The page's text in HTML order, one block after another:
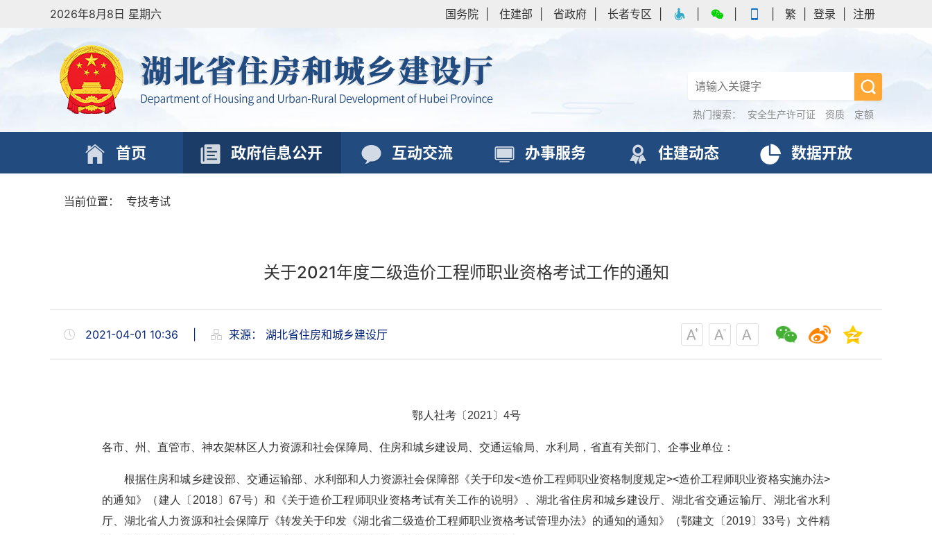
2026年8月8日 星期六 国务院 住建部 省政府 长者专区 繁 登录 注册
热门搜索： 安全生产许可证 资质 定额
首页 政府信息公开 互动交流 办事服务 住建动态 数据开放
当前位置： 专技考试
关于2021年度二级造价工程师职业资格考试工作的通知
2021-04-01 10:36 来源： 湖北省住房和城乡建设厅
鄂人社考〔 2021 〕4号
各市、州、直管市、神农架林区人力资源和社会保障局、住房和城乡建设局、交通运输局、水利局，省直有关部门、企事业单位：
根据住房和城乡建设部、交通运输部、水利部和人力资源社会保障部《关于印发<造价工程师职业资格制度规定><造价工程师职业资格实施办法>
的通知》（建人〔2018〕67号）和《关于造价工程师职业资格考试有关工作的说明》、湖北省住房和城乡建设厅、湖北省交通运输厅、湖北省水利
厅、湖北省人力资源和社会保障厅《转发关于印发《湖北省二级造价工程师职业资格考试管理办法》的通知的通知》
（鄂建文〔2019〕33号）文件精